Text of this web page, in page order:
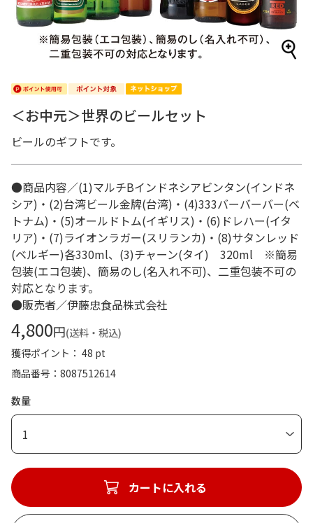
＜お中元＞世界のビールセット
ビールのギフトです。
●商品内容／(1)マルチBインドネシアビンタン(インドネ
シア)・(2)台湾ビール金牌(台湾)・(4)333バーバーバー(ベ
トナム)・(5)オールドトム(イギリス)・(6)ドレハー(イタ
リア)・(7)ライオンラガー(スリランカ)・(8)サタンレッド
(ベルギー)各330ml、(3)チャーン(タイ) 320ml ※簡易
包装(エコ包装)、簡易のし(名入れ不可)、二重包装不可の
対応となります。
●販売者／伊藤忠食品株式会社
4,800円(送料・税込)
獲得ポイント： 48 pt
商品番号
8087512614
数量
1
カートに入れる